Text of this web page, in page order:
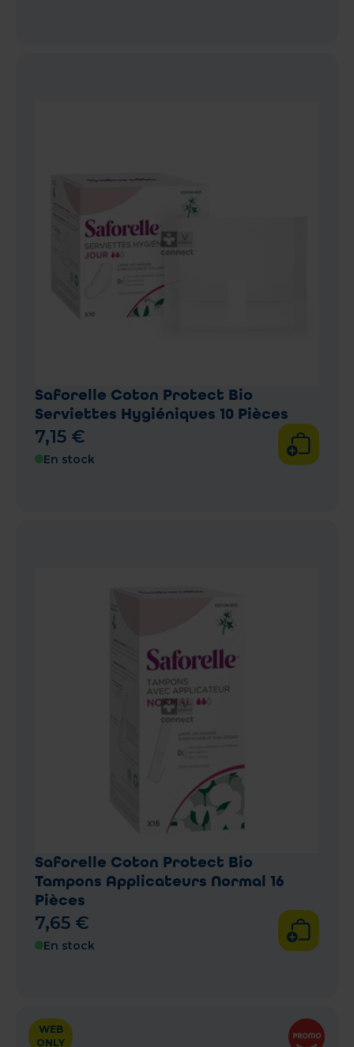
Saforelle Coton Protect Bio
Serviettes Hygiéniques 10 Pièces
7,15 €
En stock
Saforelle Coton Protect Bio
Tampons Applicateurs Normal 16
Pièces
7,65 €
En stock
WEB
ONLY